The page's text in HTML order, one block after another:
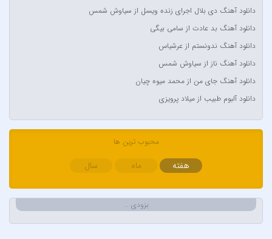
Bilal Sonses & Deniz Toprak
Burak Buluk & Zara & Kurtuluş Kuş
دانلود آهنگ دی بلال اجرای زنده ویسل از سیاوش شمس
دانلود آهنگ بد عادت از سامی بیگی
دانلود آهنگ ندونستم از عرشیاس
دانلود آهنگ ناز از سیاوش شمس
دانلود آهنگ جای من از محمد میوه چیان
دانلود آلبوم طبیب از میلاد پرویزی
محبوب ترین ها
هفته ماه سال
بزودی …